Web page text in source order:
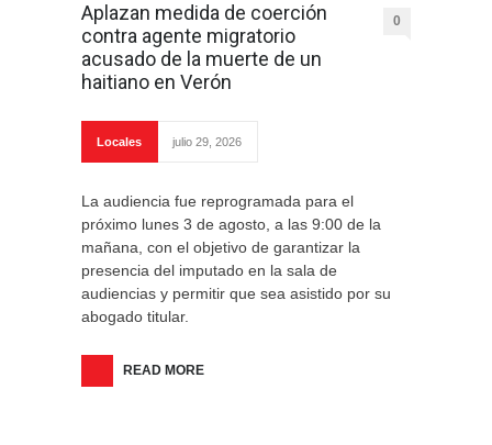
Aplazan medida de coerción
contra agente migratorio
acusado de la muerte de un
haitiano en Verón
0
Locales julio 29, 2026
La audiencia fue reprogramada para el
próximo lunes 3 de agosto, a las 9:00 de la
mañana, con el objetivo de garantizar la
presencia del imputado en la sala de
audiencias y permitir que sea asistido por su
abogado titular.
READ MORE